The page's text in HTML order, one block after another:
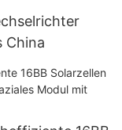
China